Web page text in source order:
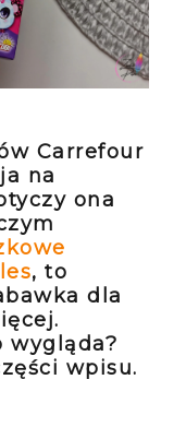
Carrefour
na
ona
, to
dla
wygląda?
wpisu.